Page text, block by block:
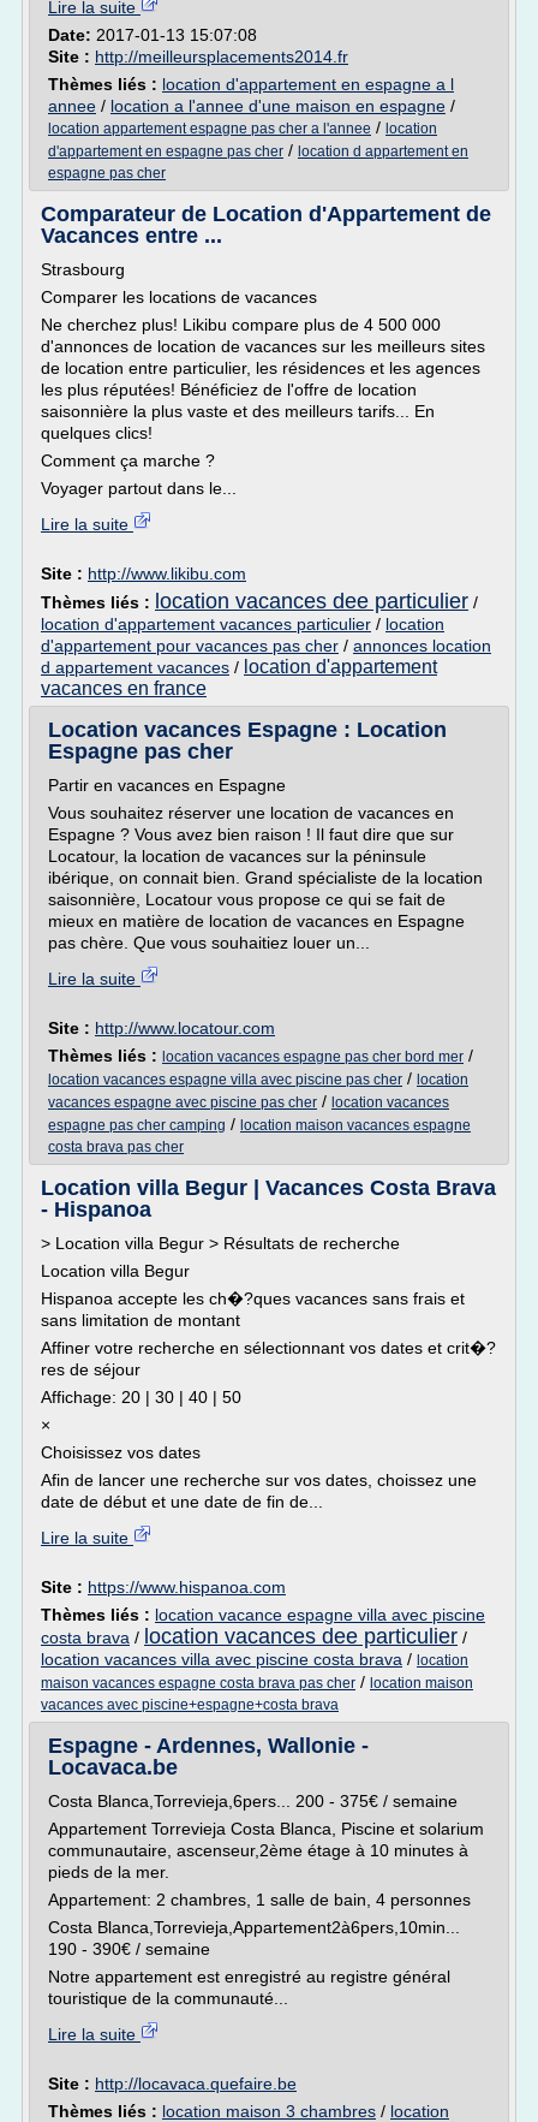
Lire la suite
Date: 2017-01-13 15:07:08
Site : http://meilleursplacements2014.fr
Thèmes liés : location d'appartement en espagne a l
annee / location a l'annee d'une maison en espagne /
location appartement espagne pas cher a l'annee / location
d'appartement en espagne pas cher / location d appartement en
espagne pas cher
Comparateur de Location d'Appartement de
Vacances entre ...
Strasbourg
Comparer les locations de vacances
Ne cherchez plus! Likibu compare plus de 4 500 000
d'annonces de location de vacances sur les meilleurs sites
de location entre particulier, les résidences et les agences
les plus réputées! Bénéficiez de l'offre de location
saisonnière la plus vaste et des meilleurs tarifs... En
quelques clics!
Comment ça marche ?
Voyager partout dans le...
Lire la suite
Site : http://www.likibu.com
Thèmes liés : location vacances dee particulier /
location d'appartement vacances particulier / location
d'appartement pour vacances pas cher / annonces location
d appartement vacances / location d'appartement
vacances en france
Location vacances Espagne : Location
Espagne pas cher
Partir en vacances en Espagne
Vous souhaitez réserver une location de vacances en
Espagne ? Vous avez bien raison ! Il faut dire que sur
Locatour, la location de vacances sur la péninsule
ibérique, on connait bien. Grand spécialiste de la location
saisonnière, Locatour vous propose ce qui se fait de
mieux en matière de location de vacances en Espagne
pas chère. Que vous souhaitiez louer un...
Lire la suite
Site : http://www.locatour.com
Thèmes liés : location vacances espagne pas cher bord mer /
location vacances espagne villa avec piscine pas cher / location
vacances espagne avec piscine pas cher / location vacances
espagne pas cher camping / location maison vacances espagne
costa brava pas cher
Location villa Begur | Vacances Costa Brava
- Hispanoa
> Location villa Begur > Résultats de recherche
Location villa Begur
Hispanoa accepte les ch�?ques vacances sans frais et
sans limitation de montant
Affiner votre recherche en sélectionnant vos dates et crit�?
res de séjour
Affichage: 20 | 30 | 40 | 50
×
Choisissez vos dates
Afin de lancer une recherche sur vos dates, choissez une
date de début et une date de fin de...
Lire la suite
Site : https://www.hispanoa.com
Thèmes liés : location vacance espagne villa avec piscine
costa brava / location vacances dee particulier /
location vacances villa avec piscine costa brava / location
maison vacances espagne costa brava pas cher / location maison
vacances avec piscine+espagne+costa brava
Espagne - Ardennes, Wallonie -
Locavaca.be
Costa Blanca,Torrevieja,6pers... 200 - 375€ / semaine
Appartement Torrevieja Costa Blanca, Piscine et solarium
communautaire, ascenseur,2ème étage à 10 minutes à
pieds de la mer.
Appartement: 2 chambres, 1 salle de bain, 4 personnes
Costa Blanca,Torrevieja,Appartement2à6pers,10min...
190 - 390€ / semaine
Notre appartement est enregistré au registre général
touristique de la communauté...
Lire la suite
Site : http://locavaca.quefaire.be
Thèmes liés : location maison 3 chambres / location